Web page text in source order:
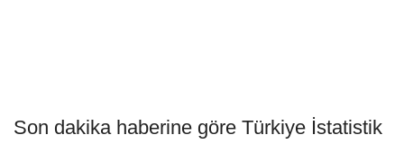
Son dakika haberine göre Türkiye İstatistik